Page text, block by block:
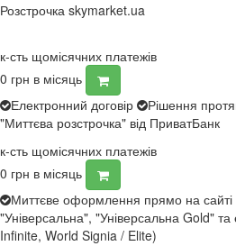
Розстрочка skymarket.ua
к-сть щомісячних платежів
0 грн в місяць
Електронний договір
Рішення
"Миттєва розстрочка" від ПриватБанк
к-сть щомісячних платежів
0 грн в місяць
Миттєве оформлення прямо на сайті
"Універсальна", "Універсальна Gold" та
Infinite, World Signia / Elite)